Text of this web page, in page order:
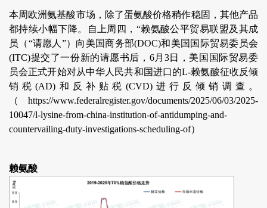
本周欧洲氨基酸市场，除了蛋氨酸价格稍作稳固，其他产品
都持续小幅下降。自上周四，“赖氨酸公平贸易联盟及其成
员（“请愿人”）向美国商务部(DOC)和美国国际贸易委员会
(ITC)提交了一份新的请愿书后，6月3日，美国国际贸易委
员会正式开始对从中华人民共和国进口的L-赖氨酸征收反倾
销税(AD)和反补贴税(CVD)进行反倾销调查。
（https://www.federalregister.gov/documents/2025/06/03/2025-
10047/l-lysine-from-china-institution-of-antidumping-and-
countervailing-duty-investigations-scheduling-of）
赖氨酸